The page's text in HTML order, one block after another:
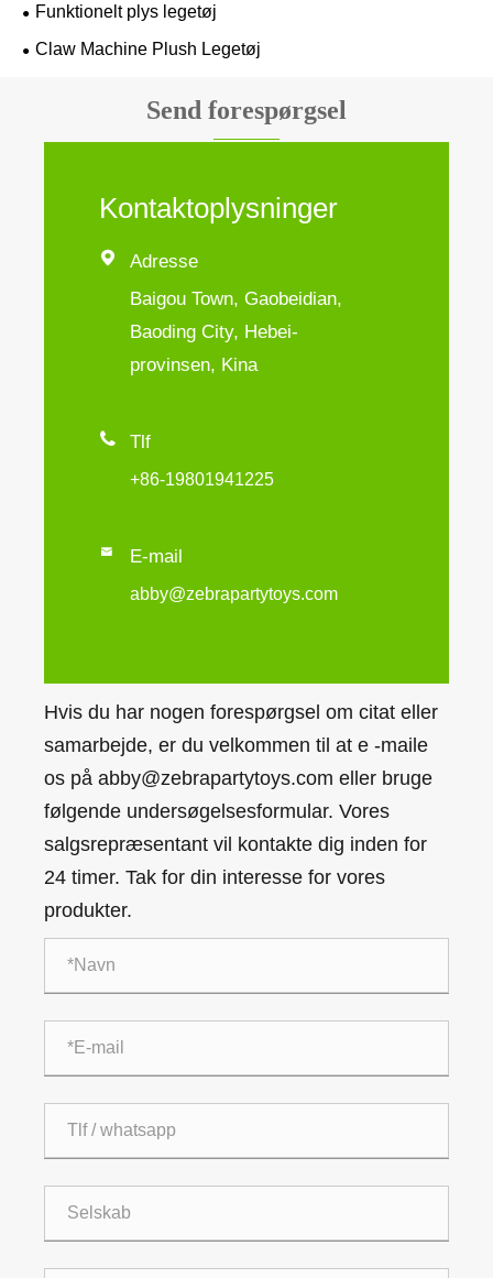
Funktionelt plys legetøj
Claw Machine Plush Legetøj
Send forespørgsel
Kontaktoplysninger

Adresse
Baigou Town, Gaobeidian,
Baoding City, Hebei-
provinsen, Kina
 Tlf
+86-19801941225
 E-mail
abby@zebrapartytoys.com
Hvis du har nogen forespørgsel om citat eller
samarbejde, er du velkommen til at e -maile
os på abby@zebrapartytoys.com eller bruge
følgende undersøgelsesformular. Vores
salgsrepræsentant vil kontakte dig inden for
24 timer. Tak for din interesse for vores
produkter.